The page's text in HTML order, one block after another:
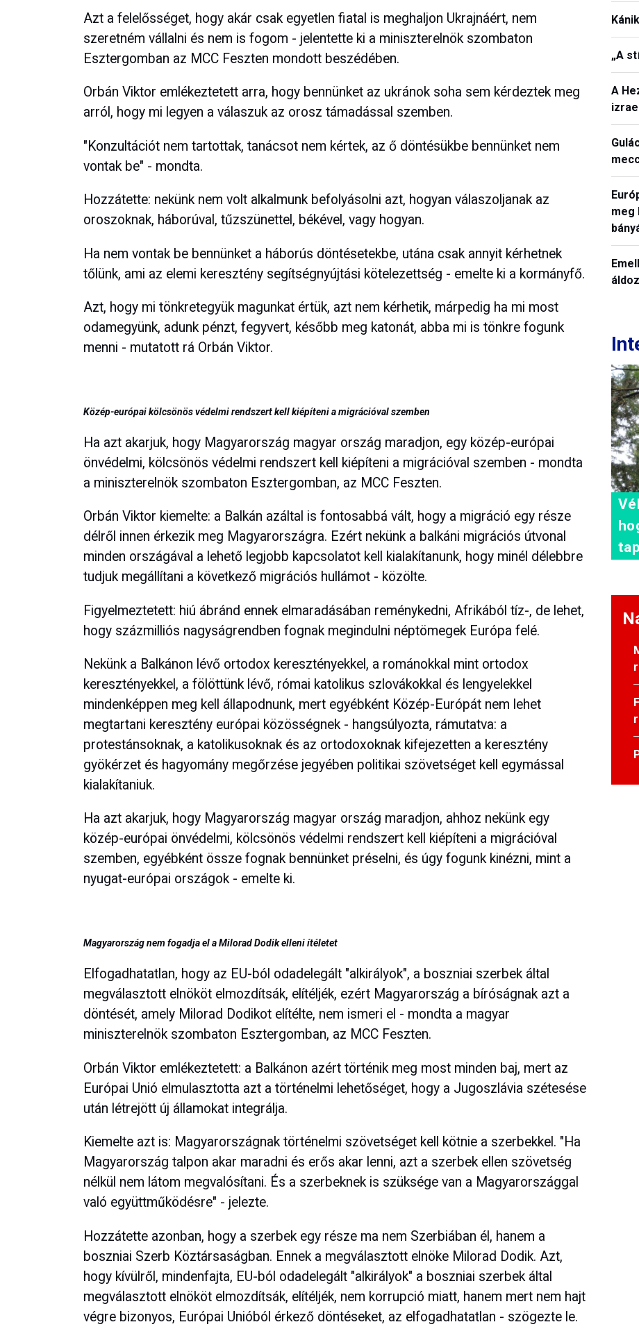
Azt a felelősséget, hogy akár csak egyetlen fiatal is meghaljon Ukrajnáért, nem
szeretném vállalni és nem is fogom - jelentette ki a miniszterelnök szombaton
Esztergomban az MCC Feszten mondott beszédében.
Orbán Viktor emlékeztetett arra, hogy bennünket az ukránok soha sem kérdeztek meg
arról, hogy mi legyen a válaszuk az orosz támadással szemben.
"Konzultációt nem tartottak, tanácsot nem kértek, az ő döntésükbe bennünket nem
vontak be" - mondta.
Hozzátette: nekünk nem volt alkalmunk befolyásolni azt, hogyan válaszoljanak az
oroszoknak, háborúval, tűzszünettel, békével, vagy hogyan.
Ha nem vontak be bennünket a háborús döntésetekbe, utána csak annyit kérhetnek
tőlünk, ami az elemi keresztény segítségnyújtási kötelezettség - emelte ki a kormányfő.
Azt, hogy mi tönkretegyük magunkat értük, azt nem kérhetik, márpedig ha mi most
odamegyünk, adunk pénzt, fegyvert, később meg katonát, abba mi is tönkre fogunk
menni - mutatott rá Orbán Viktor.
Közép-európai kölcsönös védelmi rendszert kell kiépíteni a migrációval szemben
Ha azt akarjuk, hogy Magyarország magyar ország maradjon, egy közép-európai
önvédelmi, kölcsönös védelmi rendszert kell kiépíteni a migrációval szemben - mondta
a miniszterelnök szombaton Esztergomban, az MCC Feszten.
Orbán Viktor kiemelte: a Balkán azáltal is fontosabbá vált, hogy a migráció egy része
délről innen érkezik meg Magyarországra. Ezért nekünk a balkáni migrációs útvonal
minden országával a lehető legjobb kapcsolatot kell kialakítanunk, hogy minél délebbre
tudjuk megállítani a következő migrációs hullámot - közölte.
Figyelmeztetett: hiú ábránd ennek elmaradásában reménykedni, Afrikából tíz-, de lehet,
hogy százmilliós nagyságrendben fognak megindulni néptömegek Európa felé.
Nekünk a Balkánon lévő ortodox keresztényekkel, a románokkal mint ortodox
keresztényekkel, a fölöttünk lévő, római katolikus szlovákokkal és lengyelekkel
mindenképpen meg kell állapodnunk, mert egyébként Közép-Európát nem lehet
megtartani keresztény európai közösségnek - hangsúlyozta, rámutatva: a
protestánsoknak, a katolikusoknak és az ortodoxoknak kifejezetten a keresztény
gyökérzet és hagyomány megőrzése jegyében politikai szövetséget kell egymással
kialakítaniuk.
Ha azt akarjuk, hogy Magyarország magyar ország maradjon, ahhoz nekünk egy
közép-európai önvédelmi, kölcsönös védelmi rendszert kell kiépíteni a migrációval
szemben, egyébként össze fognak bennünket préselni, és úgy fogunk kinézni, mint a
nyugat-európai országok - emelte ki.
Magyarország nem fogadja el a Milorad Dodik elleni ítéletet
Elfogadhatatlan, hogy az EU-ból odadelegált "alkirályok", a boszniai szerbek által
megválasztott elnököt elmozdítsák, elítéljék, ezért Magyarország a bíróságnak azt a
döntését, amely Milorad Dodikot elítélte, nem ismeri el - mondta a magyar
miniszterelnök szombaton Esztergomban, az MCC Feszten.
Orbán Viktor emlékeztetett: a Balkánon azért történik meg most minden baj, mert az
Európai Unió elmulasztotta azt a történelmi lehetőséget, hogy a Jugoszlávia szétesése
után létrejött új államokat integrálja.
Kiemelte azt is: Magyarországnak történelmi szövetséget kell kötnie a szerbekkel. "Ha
Magyarország talpon akar maradni és erős akar lenni, azt a szerbek ellen szövetség
nélkül nem látom megvalósítani. És a szerbeknek is szüksége van a Magyarországgal
való együttműködésre" - jelezte.
Hozzátette azonban, hogy a szerbek egy része ma nem Szerbiában él, hanem a
boszniai Szerb Köztársaságban. Ennek a megválasztott elnöke Milorad Dodik. Azt,
hogy kívülről, mindenfajta, EU-ból odadelegált "alkirályok" a boszniai szerbek által
megválasztott elnököt elmozdítsák, elítéljék, nem korrupció miatt, hanem mert nem hajt
végre bizonyos, Európai Unióból érkező döntéseket, az elfogadhatatlan - szögezte le.
„A
A
meg